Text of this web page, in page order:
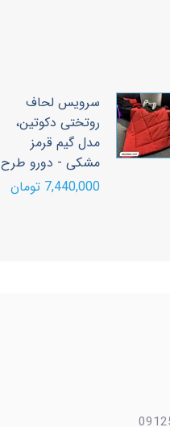
سرویس لحاف
روتختی دکوتین،
مدل گیم قرمز
مشکی - دورو طرح
7,440,000 تومان